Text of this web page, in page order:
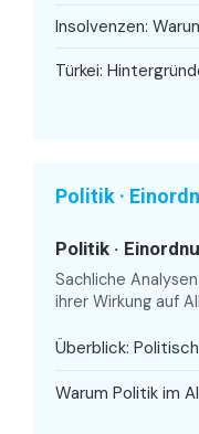
Insolvenzen:
Türkei:
Politik ·
Politik ·
Sachliche
ihrer Wirkung auf
Überblick:
Warum Politik im